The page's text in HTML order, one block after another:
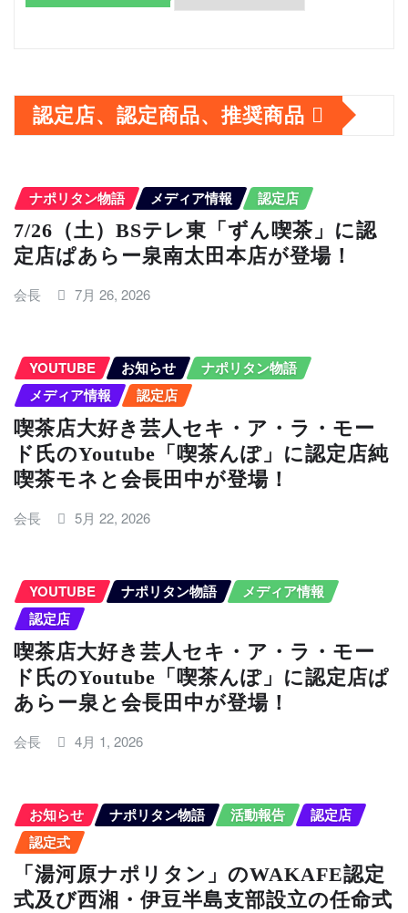
カ
イ
認定店、認定商品、推奨商品
ナポリタン物語 メディア情報 認定店
7/26（土）BSテレ東「ずん喫茶」に認
定店ぱあらー泉南太田本店が登場！
会長 7月 26, 2026
YOUTUBE お知らせ
ナポリタン物語
メディア情報
認定店
喫茶店大好き芸人セキ・ア・ラ・モー
ド氏のYoutube「喫茶んぽ」に認定店純
喫茶モネと会長田中が登場！
会長 5月 22, 2026
YOUTUBE ナポリタン物語
メディア情報
認定店
喫茶店大好き芸人セキ・ア・ラ・モー
ド氏のYoutube「喫茶んぽ」に認定店ぱ
あらー泉と会長田中が登場！
会長 4月 1, 2026
お知らせ ナポリタン物語 活動報告
認定店
認定式
「湯河原ナポリタン」のWAKAFE認定
式及び西湘・伊豆半島支部設立の任命式